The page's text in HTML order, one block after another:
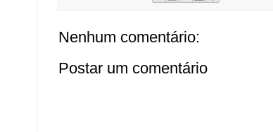
Nenhum comentário:
Postar um comentário